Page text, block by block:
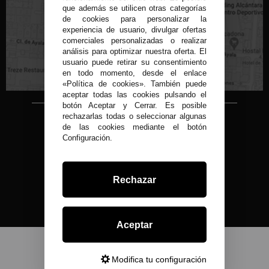
C/ Conde de Peñalver, 22 MADRID
Copyright © 2015-2026
Condor 1935.
Todos nuestros precios son IVA Incluido
Desarrollado por
que además se utilicen otras categorías
de cookies para personalizar la
experiencia de usuario, divulgar ofertas
comerciales personalizadas o realizar
análisis para optimizar nuestra oferta. El
usuario puede retirar su consentimiento
en todo momento, desde el enlace
«Política de cookies». También puede
aceptar todas las cookies pulsando el
botón Aceptar y Cerrar. Es posible
rechazarlas todas o seleccionar algunas
de las cookies mediante el botón
Configuración.
Rechazar
Aceptar
Modifica tu configuración